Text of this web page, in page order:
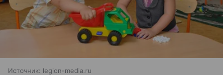
Источник: legion-media.ru